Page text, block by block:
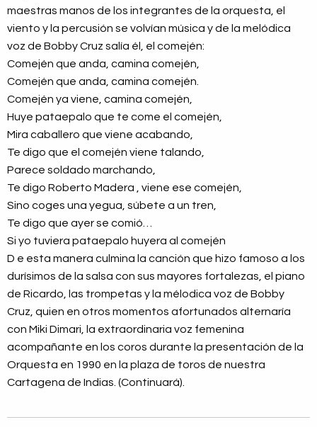
maestras manos de los integrantes de la orquesta, el
viento y la percusión se volvían música y de la melódica
voz de Bobby Cruz salía él, el comején:
Comején que anda, camina comején,
Comején que anda, camina comején.
Comején ya viene, camina comején,
Huye pataepalo que te come el comején,
Mira caballero que viene acabando,
Te digo que el comején viene talando,
Parece soldado marchando,
Te digo Roberto Madera , viene ese comején,
Sino coges una yegua, súbete a un tren,
Te digo que ayer se comió…
Si yo tuviera pataepalo huyera al comején
D e esta manera culmina la canción que hizo famoso a los
durísimos de la salsa con sus mayores fortalezas, el piano
de Ricardo, las trompetas y la mélodica voz de Bobby
Cruz, quien en otros momentos afortunados alternaría
con Miki Dimari, la extraordinaria voz femenina
acompañante en los coros durante la presentación de la
Orquesta en 1990 en la plaza de toros de nuestra
Cartagena de Indias. (Continuará).